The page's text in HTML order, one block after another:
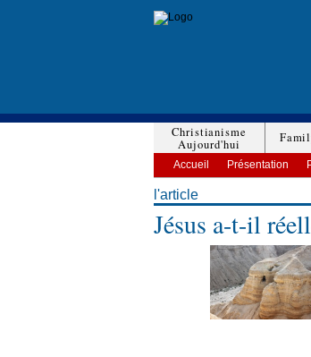
Christianisme
Aujourd'hui
Accueil Présentation
l'article
Jésus a-t-il